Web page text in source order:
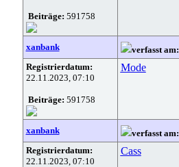
Beiträge: 591758
xanbank verfasst am:
Registrierdatum:
22.11.2023, 07:10
Beiträge: 591758
Mode
xanbank verfasst am:
Registrierdatum:
22.11.2023, 07:10
Cass